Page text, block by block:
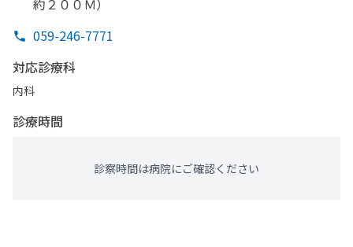
約２００Ｍ）
059-246-7771
対応診療科
内科
診療時間
診察時間は病院にご確認ください